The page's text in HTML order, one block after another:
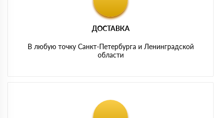
ДОСТАВКА
В любую точку Санкт-Петербурга и Ленинградской
области